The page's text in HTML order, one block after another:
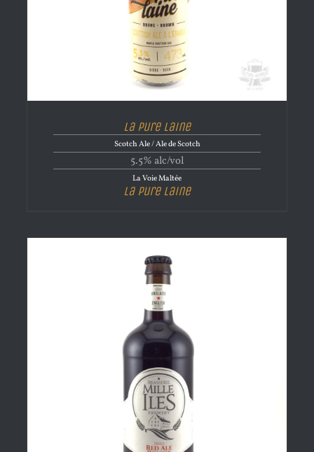
La Pure Laine
Scotch Ale / Ale de Scotch
5.5% alc/vol
La Voie Maltée
La Pure Laine